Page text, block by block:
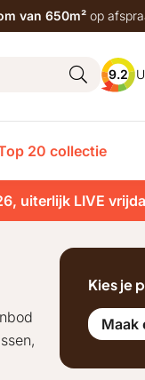
van 650m² op
9.2
20 collectie
uiterlijk LIVE
Kies je
Maak